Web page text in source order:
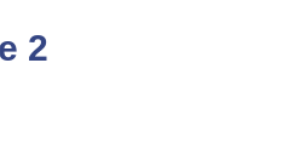
2